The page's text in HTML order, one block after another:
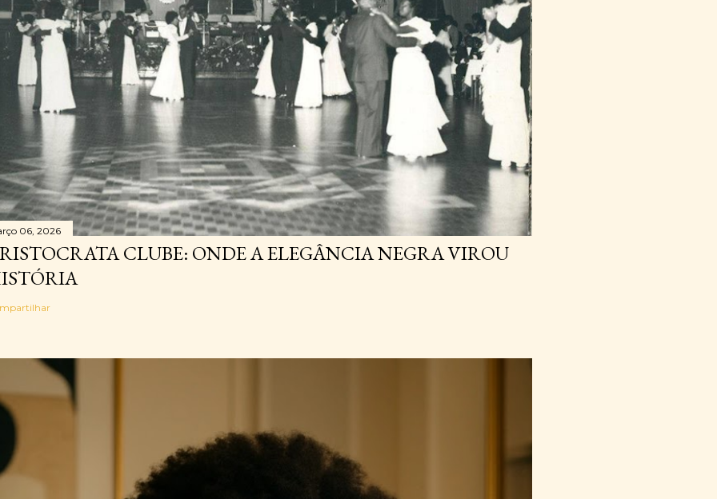
06, 2026
CLUBE: ONDE A ELEGÂNCIA NEGRA VIROU